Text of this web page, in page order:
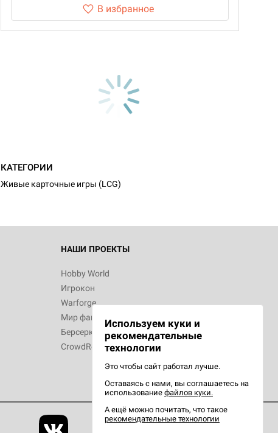
В избранное
КАТЕГОРИИ
Живые карточные игры (LCG)
НАШИ ПРОЕКТЫ
Hobby World
Игрокон
Warforge
Мир фантастики
Берсерк
CrowdRepublic
Используем куки и
рекомендательные
технологии
Это чтобы сайт работал лучше.
Оставаясь с нами, вы соглашаетесь на
использование файлов куки.
А ещё можно почитать, что такое
рекомендательные технологии